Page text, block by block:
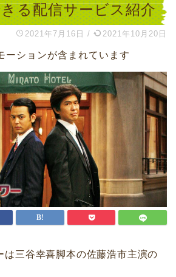
る配信サービス紹介
2021年7月16日 / 2021年10月20日
ションが含まれています
は三谷幸喜脚本の佐藤浩市主演の